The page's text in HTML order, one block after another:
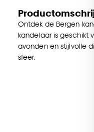
Ontdek de Bergen
kandelaar is geschikt
avonden en stijlvolle
sfeer.